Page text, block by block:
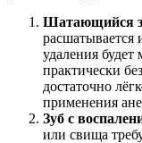
Шатающийся
расшатывается
удаления
практически
достаточно
применения
Зуб с
или свища